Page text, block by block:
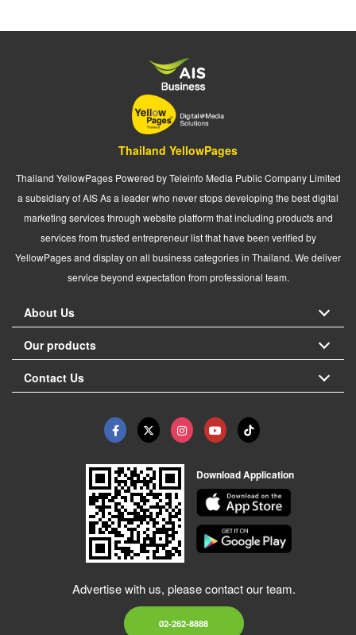
Thailand YellowPages
Thailand YellowPages Powered by Teleinfo Media Public Company Limited
a subsidiary of AIS As a leader who never stops developing the best digital
marketing services through website platform that including products and
services from trusted entrepreneur list that have been verified by
YellowPages and display on all business categories in Thailand. We deliver
service beyond expectation from professional team.
About Us
Our products
Contact Us
Download Application
Advertise with us, please contact our team.
02-262-8888